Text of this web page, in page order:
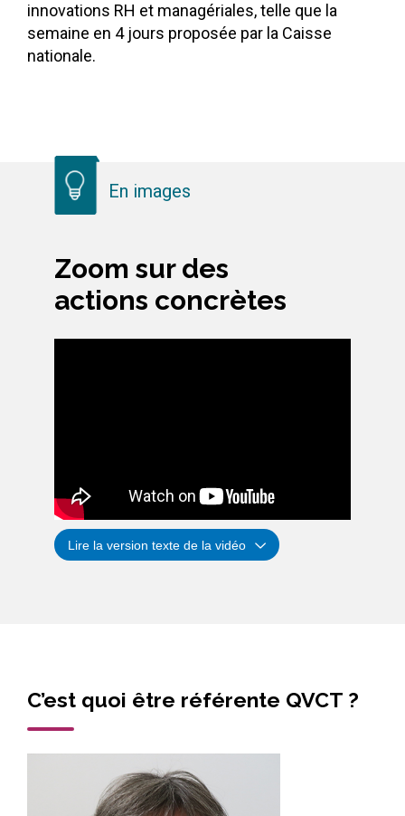
innovations RH et managériales, telle que la
semaine en 4 jours proposée par la Caisse
nationale.
En images
Zoom sur des
actions concrètes
Lire la version texte de la vidéo
C’est quoi être référente QVCT ?